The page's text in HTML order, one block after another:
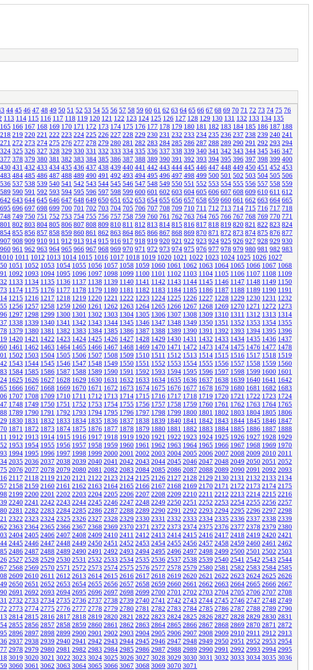
44 45 46 47 48 49 50 51 52 53 54 55 56 57 58 59 60 61 62 63 64 65 66 67 68 69 70 71 72 73 74 75 76
113 114 115 116 117 118 119 120 121 122 123 124 125 126 127 128 129 130 131 132 133 134 135
165 166 167 168 169 170 171 172 173 174 175 176 177 178 179 180 181 182 183 184 185 186 187 188
218 219 220 221 222 223 224 225 226 227 228 229 230 231 232 233 234 235 236 237 238 239 240 241
271 272 273 274 275 276 277 278 279 280 281 282 283 284 285 286 287 288 289 290 291 292 293 294
324 325 326 327 328 329 330 331 332 333 334 335 336 337 338 339 340 341 342 343 344 345 346 347
377 378 379 380 381 382 383 384 385 386 387 388 389 390 391 392 393 394 395 396 397 398 399 400
430 431 432 433 434 435 436 437 438 439 440 441 442 443 444 445 446 447 448 449 450 451 452 453
483 484 485 486 487 488 489 490 491 492 493 494 495 496 497 498 499 500 501 502 503 504 505 506
536 537 538 539 540 541 542 543 544 545 546 547 548 549 550 551 552 553 554 555 556 557 558 559
589 590 591 592 593 594 595 596 597 598 599 600 601 602 603 604 605 606 607 608 609 610 611 612
642 643 644 645 646 647 648 649 650 651 652 653 654 655 656 657 658 659 660 661 662 663 664 665
695 696 697 698 699 700 701 702 703 704 705 706 707 708 709 710 711 712 713 714 715 716 717 718
748 749 750 751 752 753 754 755 756 757 758 759 760 761 762 763 764 765 766 767 768 769 770 771
801 802 803 804 805 806 807 808 809 810 811 812 813 814 815 816 817 818 819 820 821 822 823 824
854 855 856 857 858 859 860 861 862 863 864 865 866 867 868 869 870 871 872 873 874 875 876 877
907 908 909 910 911 912 913 914 915 916 917 918 919 920 921 922 923 924 925 926 927 928 929 930
960 961 962 963 964 965 966 967 968 969 970 971 972 973 974 975 976 977 978 979 980 981 982 983
1010 1011 1012 1013 1014 1015 1016 1017 1018 1019 1020 1021 1022 1023 1024 1025 1026 1027
1051 1052 1053 1054 1055 1056 1057 1058 1059 1060 1061 1062 1063 1064 1065 1066 1067 1068
1092 1093 1094 1095 1096 1097 1098 1099 1100 1101 1102 1103 1104 1105 1106 1107 1108 1109
1133 1134 1135 1136 1137 1138 1139 1140 1141 1142 1143 1144 1145 1146 1147 1148 1149 1150
1174 1175 1176 1177 1178 1179 1180 1181 1182 1183 1184 1185 1186 1187 1188 1189 1190 1191
1215 1216 1217 1218 1219 1220 1221 1222 1223 1224 1225 1226 1227 1228 1229 1230 1231 1232
1256 1257 1258 1259 1260 1261 1262 1263 1264 1265 1266 1267 1268 1269 1270 1271 1272 1273
1297 1298 1299 1300 1301 1302 1303 1304 1305 1306 1307 1308 1309 1310 1311 1312 1313 1314
1338 1339 1340 1341 1342 1343 1344 1345 1346 1347 1348 1349 1350 1351 1352 1353 1354 1355
1379 1380 1381 1382 1383 1384 1385 1386 1387 1388 1389 1390 1391 1392 1393 1394 1395 1396
1420 1421 1422 1423 1424 1425 1426 1427 1428 1429 1430 1431 1432 1433 1434 1435 1436 1437
1461 1462 1463 1464 1465 1466 1467 1468 1469 1470 1471 1472 1473 1474 1475 1476 1477 1478
1502 1503 1504 1505 1506 1507 1508 1509 1510 1511 1512 1513 1514 1515 1516 1517 1518 1519
1543 1544 1545 1546 1547 1548 1549 1550 1551 1552 1553 1554 1555 1556 1557 1558 1559 1560
1584 1585 1586 1587 1588 1589 1590 1591 1592 1593 1594 1595 1596 1597 1598 1599 1600 1601
1625 1626 1627 1628 1629 1630 1631 1632 1633 1634 1635 1636 1637 1638 1639 1640 1641 1642
1666 1667 1668 1669 1670 1671 1672 1673 1674 1675 1676 1677 1678 1679 1680 1681 1682 1683
1707 1708 1709 1710 1711 1712 1713 1714 1715 1716 1717 1718 1719 1720 1721 1722 1723 1724
1748 1749 1750 1751 1752 1753 1754 1755 1756 1757 1758 1759 1760 1761 1762 1763 1764 1765
1789 1790 1791 1792 1793 1794 1795 1796 1797 1798 1799 1800 1801 1802 1803 1804 1805 1806
1830 1831 1832 1833 1834 1835 1836 1837 1838 1839 1840 1841 1842 1843 1844 1845 1846 1847
1871 1872 1873 1874 1875 1876 1877 1878 1879 1880 1881 1882 1883 1884 1885 1886 1887 1888
1912 1913 1914 1915 1916 1917 1918 1919 1920 1921 1922 1923 1924 1925 1926 1927 1928 1929
1953 1954 1955 1956 1957 1958 1959 1960 1961 1962 1963 1964 1965 1966 1967 1968 1969 1970
1994 1995 1996 1997 1998 1999 2000 2001 2002 2003 2004 2005 2006 2007 2008 2009 2010 2011
2035 2036 2037 2038 2039 2040 2041 2042 2043 2044 2045 2046 2047 2048 2049 2050 2051 2052
2076 2077 2078 2079 2080 2081 2082 2083 2084 2085 2086 2087 2088 2089 2090 2091 2092 2093
2117 2118 2119 2120 2121 2122 2123 2124 2125 2126 2127 2128 2129 2130 2131 2132 2133 2134
2158 2159 2160 2161 2162 2163 2164 2165 2166 2167 2168 2169 2170 2171 2172 2173 2174 2175
2199 2200 2201 2202 2203 2204 2205 2206 2207 2208 2209 2210 2211 2212 2213 2214 2215 2216
2240 2241 2242 2243 2244 2245 2246 2247 2248 2249 2250 2251 2252 2253 2254 2255 2256 2257
2281 2282 2283 2284 2285 2286 2287 2288 2289 2290 2291 2292 2293 2294 2295 2296 2297 2298
2322 2323 2324 2325 2326 2327 2328 2329 2330 2331 2332 2333 2334 2335 2336 2337 2338 2339
2363 2364 2365 2366 2367 2368 2369 2370 2371 2372 2373 2374 2375 2376 2377 2378 2379 2380
2404 2405 2406 2407 2408 2409 2410 2411 2412 2413 2414 2415 2416 2417 2418 2419 2420 2421
2445 2446 2447 2448 2449 2450 2451 2452 2453 2454 2455 2456 2457 2458 2459 2460 2461 2462
2486 2487 2488 2489 2490 2491 2492 2493 2494 2495 2496 2497 2498 2499 2500 2501 2502 2503
2527 2528 2529 2530 2531 2532 2533 2534 2535 2536 2537 2538 2539 2540 2541 2542 2543 2544
2568 2569 2570 2571 2572 2573 2574 2575 2576 2577 2578 2579 2580 2581 2582 2583 2584 2585
2609 2610 2611 2612 2613 2614 2615 2616 2617 2618 2619 2620 2621 2622 2623 2624 2625 2626
2650 2651 2652 2653 2654 2655 2656 2657 2658 2659 2660 2661 2662 2663 2664 2665 2666 2667
2691 2692 2693 2694 2695 2696 2697 2698 2699 2700 2701 2702 2703 2704 2705 2706 2707 2708
2732 2733 2734 2735 2736 2737 2738 2739 2740 2741 2742 2743 2744 2745 2746 2747 2748 2749
2773 2774 2775 2776 2777 2778 2779 2780 2781 2782 2783 2784 2785 2786 2787 2788 2789 2790
2814 2815 2816 2817 2818 2819 2820 2821 2822 2823 2824 2825 2826 2827 2828 2829 2830 2831
2855 2856 2857 2858 2859 2860 2861 2862 2863 2864 2865 2866 2867 2868 2869 2870 2871 2872
2896 2897 2898 2899 2900 2901 2902 2903 2904 2905 2906 2907 2908 2909 2910 2911 2912 2913
2937 2938 2939 2940 2941 2942 2943 2944 2945 2946 2947 2948 2949 2950 2951 2952 2953 2954
2978 2979 2980 2981 2982 2983 2984 2985 2986 2987 2988 2989 2990 2991 2992 2993 2994 2995
3019 3020 3021 3022 3023 3024 3025 3026 3027 3028 3029 3030 3031 3032 3033 3034 3035 3036
3060 3061 3062 3063 3064 3065 3066 3067 3068 3069 3070 3071